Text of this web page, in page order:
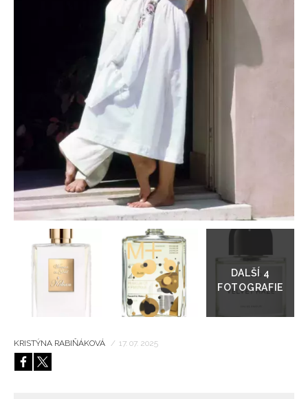
Přejít
galerie
KRISTÝNA RABIŇÁKOVÁ / 17. 07. 2025